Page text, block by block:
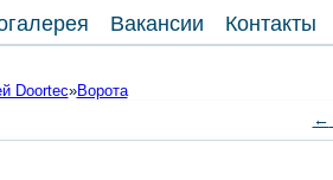
Вакансии Контакты
Doortec»Ворота
←